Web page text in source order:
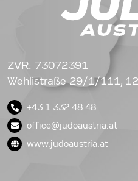
ZVR: 73072391
Wehlistraße 29/1/111,
+43 1 332 48 48
office@judoaustria.at
www.judoaustria.at